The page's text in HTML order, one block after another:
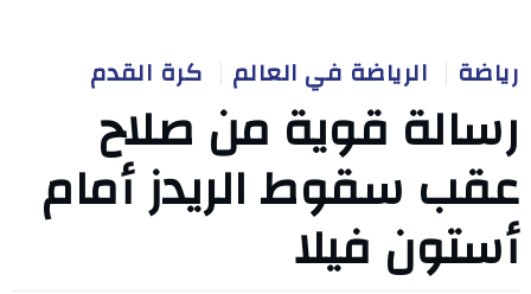
رياضة الرياضة في العالم كرة القدم
رسالة قوية من صلاح
عقب سقوط الريدز أمام
أستون فيلا